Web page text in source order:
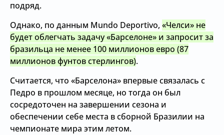
подряд.
Однако, по данным Mundo Deportivo, «Челси» не
будет облегчать задачу «Барселоне» и запросит за
бразильца не менее 100 миллионов евро (87
миллионов фунтов стерлингов).
Считается, что «Барселона» впервые связалась с
Педро в прошлом месяце, но тогда он был
сосредоточен на завершении сезона и
обеспечении себе места в сборной Бразилии на
чемпионате мира этим летом.